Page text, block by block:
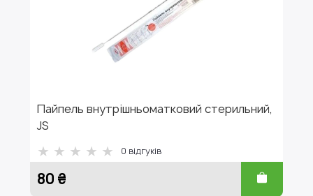
Пайпель внутрішньоматковий стерильний,
JS
0 відгуків
80 ₴